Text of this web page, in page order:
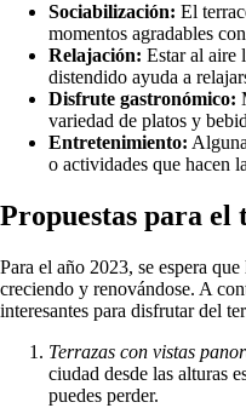
Sociabilización: El
momentos agradables
Relajación: Estar al aire
distendido ayuda a
Disfrute gastronómico:
variedad de platos y
Entretenimiento:
o actividades que hacen
Propuestas para el
Para el año 2023, se espera
creciendo y renovándose. A
interesantes para disfrutar del
Terrazas con vistas
ciudad desde las alturas
puedes perder.